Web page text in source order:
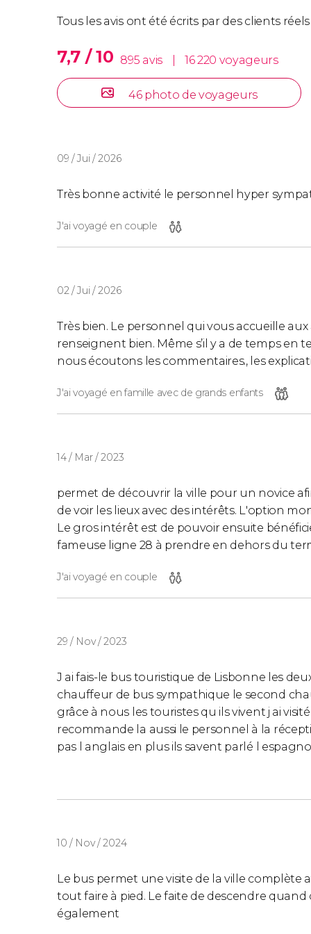
Billet pour le musée de Carris.
Horaires du bus touristique
: départs
Quel que soit le billet que vous choisissiez, il
historique de Belém. Une occasion idéale de
Jours disponibles
Point de rencontre
: arrêt 10 du bus
Hiéronymites).
Durée
: environ une heure et demie.
Tramway touristique
tramway touristique part de la
Veuillez noter que cette activité n'est pas
Horaires
Vous souhaitez contempler le paysage de
demie. Depuis ce bateau confortable, vous
magnifiques vues sur l'emblématiquepont
lechâteau de São Jorge.
Vous pouvez consulter l'itinéraire du bateau
Horaires
Le bateau touristique de Lisbonne dispose de
suivants :
Tous les avis ont été écrits par des clients
7,7 / 10 895 avis 16 220 voyageurs
46 photo de voyageurs
09 / Jui / 2026
Très bonne activité le personnel hyper
J'ai voyagé en couple
02 / Jui / 2026
Très bien. Le personnel qui vous accueille
renseignent bien. Même s’il y a de temps en
nous écoutons les commentaires., les
J'ai voyagé en famille avec de grands enfants
14 / Mar / 2023
permet de découvrir la ville pour un novice
de voir les lieux avec des intérêts. L'option
Le gros intérêt est de pouvoir ensuite
fameuse ligne 28 à prendre en dehors du
J'ai voyagé en couple
29 / Nov / 2023
J ai fais-le bus touristique de Lisbonne les
chauffeur de bus sympathique le second
grâce à nous les touristes qu ils vivent j ai
recommande la aussi le personnel à la
pas l anglais en plus ils savent parlé l
10 / Nov / 2024
Le bus permet une visite de la ville complète
tout faire à pied. Le faite de descendre
également